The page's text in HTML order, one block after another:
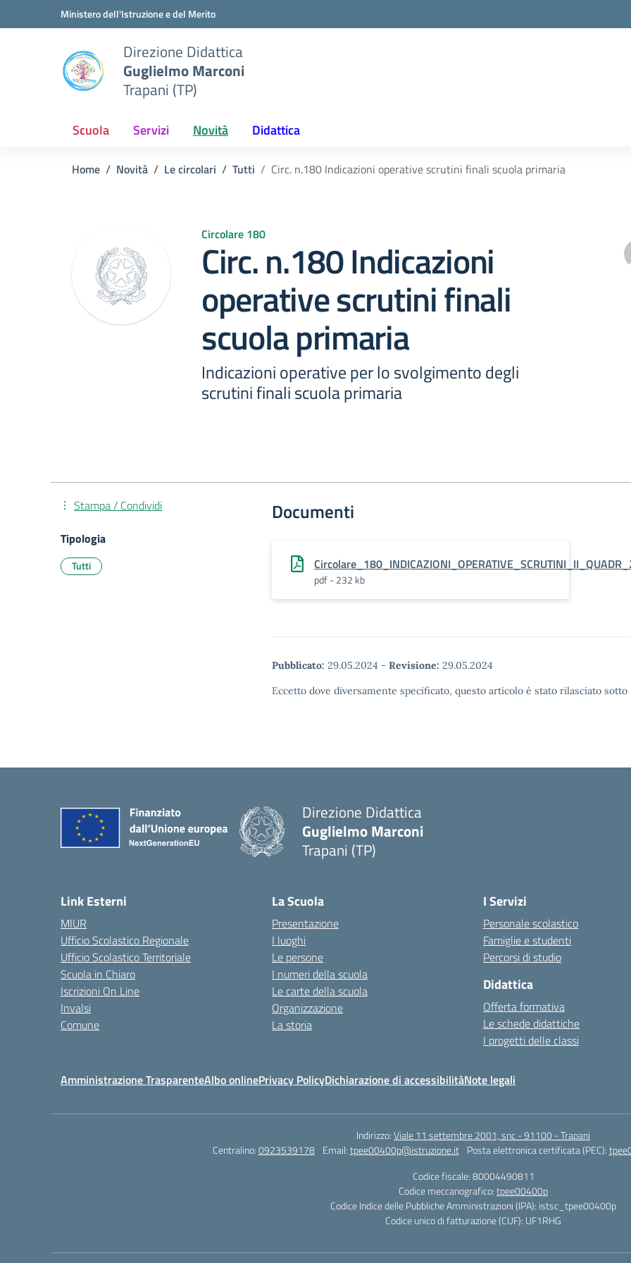
Vai ai contenuti
Vai al menu di navigazioneMinistero dell'Istruzione e del Merito
Direzione Didattica
Guglielmo Marconi
Trapani (TP)
Scuola Servizi Novità Didattica
Home Novità Le circolari Tutti Circ. n.180 Indicazioni operative scrutini finali scuola primaria
Circolare 180
Circ. n.180 Indicazioni
operative scrutini finali
scuola primaria
Indicazioni operative per lo svolgimento degli
scrutini finali scuola primaria
Documenti
pdf - 232 kb
Pubblicato: 29.05.2024 - Revisione: 29.05.2024
Eccetto dove diversamente specificato, questo articolo è stato rilasciato
Stampa / Condividi
Tipologia
Tutti
Direzione Didattica
Guglielmo Marconi
Trapani (TP)
Link Esterni
MIUR
Ufficio Scolastico Regionale
Ufficio Scolastico Territoriale
Scuola in Chiaro
Iscrizioni On Line
Invalsi
Comune
La Scuola
Presentazione
I luoghi
Le persone
I numeri della scuola
Le carte della scuola
Organizzazione
La storia
I Servizi
Personale scolastico
Famiglie e studenti
Percorsi di studio
Didattica
Offerta formativa
Le schede didattiche
I progetti delle classi
Amministrazione TrasparenteAlbo onlinePrivacy PolicyDichiarazione di accessibilitàNote legali
Indirizzo:Viale 11 settembre 2001, snc - 91100 - Trapani
Centralino:0923539178 Email:tpee00400p@istruzione.it Posta elettronica certificata (PEC):
Codice fiscale: 80004490811
Codice meccanografico:tpee00400p
Codice Indice delle Pubbliche Amministrazioni (IPA): istsc_tpee00400p
Codice unico di fatturazione (CUF): UF1RHG